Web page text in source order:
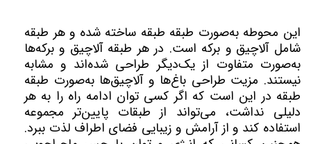
این محوطه به‌صورت طبقه طبقه ساخته شده و هر طبقه
شامل آلاچیق و برکه است. در هر طبقه آلاچیق و برکه‌ها
به‌صورت متفاوت از یک‌دیگر طراحی شده‌اند و مشابه
نیستند. مزیت طراحی باغ‌ها و آلاچیق‌ها به‌صورت طبقه
طبقه در این است که اگر کسی توان ادامه راه را به هر
دلیلی نداشت، می‌تواند از طبقات پایین‌تر مجموعه
استفاده کند و از آرامش و زیبایی فضای اطراف لذت ببرد.